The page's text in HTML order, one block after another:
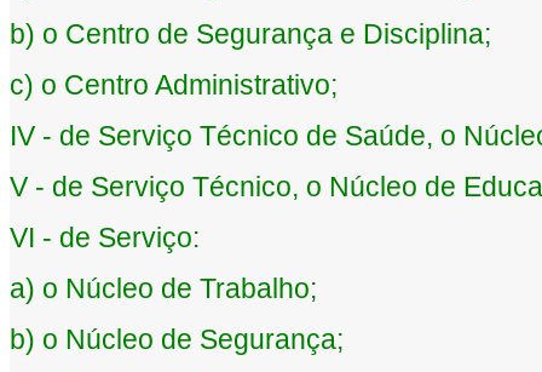
b) o Centro de Segurança e Disciplina;
c) o Centro Administrativo;
IV - de Serviço Técnico de Saúde, o
V - de Serviço Técnico, o Núcleo de
VI - de Serviço:
a) o Núcleo de Trabalho;
b) o Núcleo de Segurança;